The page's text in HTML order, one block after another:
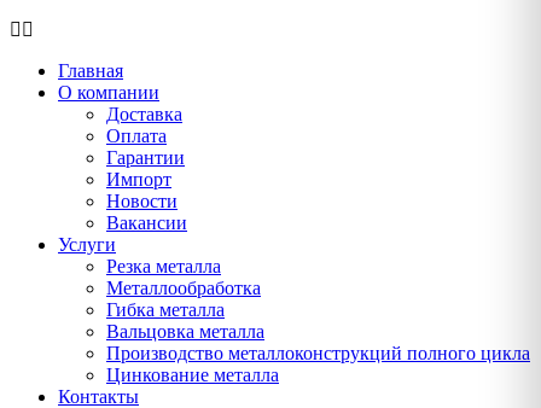
Главная
О компании
Доставка
Оплата
Гарантии
Импорт
Новости
Вакансии
Услуги
Резка металла
Металлообработка
Гибка металла
Вальцовка металла
Производство металлоконструкций полного цикла
Цинкование металла
Контакты